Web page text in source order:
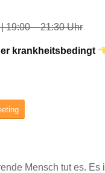
19:00 – 21:30 Uhr
krankheitsbedingt
Mensch tut es. Es